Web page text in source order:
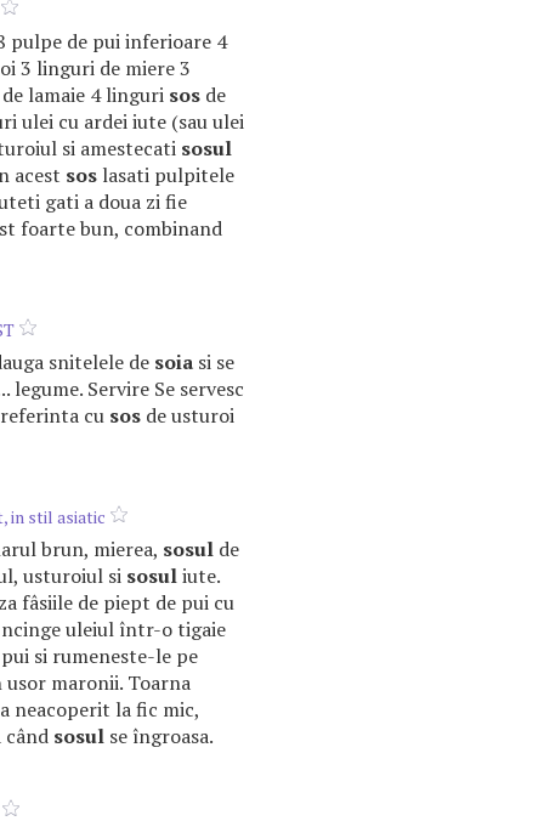
pulpe de pui inferioare 4
3 linguri de miere 3
lamaie 4 linguri sos de
ulei cu ardei iute (sau ulei
si amestecati sosul
acest sos lasati pulpitele
gati a doua zi fie
foarte bun, combinand
snitelele de soia si se
legume. Servire Se servesc
cu sos de usturoi
in stil asiatic
brun, mierea, sosul de
usturoiul si sosuliute.
fâsiile de piept de pui cu
uleiul într-o tigaie
si rumeneste-le pe
maronii. Toarna
neacoperit la fic mic,
când sosul se îngroasa.